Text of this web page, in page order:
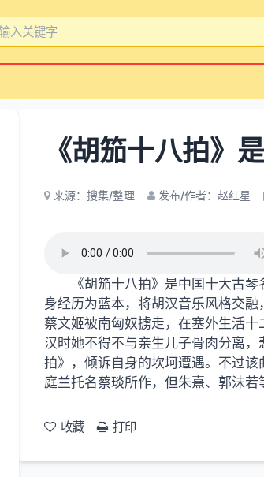
《胡笳十八拍》
来源：搜集/整理 发布/作者：赵红星
《胡笳十八拍》是中国十大古
身经历为蓝本，将胡汉音乐风格交融
蔡文姬被南匈奴掳走，在塞外生活
汉时她不得不与亲生儿子骨肉分离
拍》，倾诉自身的坎坷遭遇。不过
庭兰托名蔡琰所作，但朱熹、郭沫若
收藏 打印